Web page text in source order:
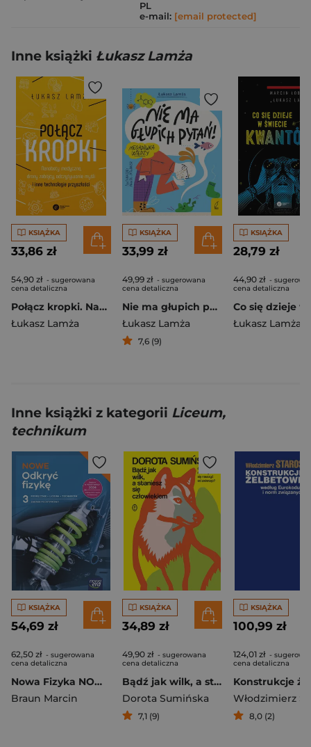
PL
e-mail: [email protected]
Inne książki Łukasz Lamża
KSIĄŻKA
33,86 zł
54,90 zł - sugerowana
cena detaliczna
Połącz kropki. Nanoboty medyczne, drony zabójcy, odczytywanie myśli i inne technologie przyszłości
Łukasz Lamża
KSIĄŻKA
33,99 zł
49,99 zł - sugerowana
cena detaliczna
Nie ma głupich pytań!
Łukasz Lamża
7,6 (9)
KSIĄŻKA
28,79 zł
44,90 zł -
cena detaliczna
Łukasz Lamża
Inne książki z kategorii Liceum,
technikum
KSIĄŻKA
54,69 zł
62,50 zł - sugerowana
cena detaliczna
Nowa Fizyka NOWE ODKRYĆ FIZYKĘ podręcznik część 3 zakres podstawowy EDYCJA 2026
Braun Marcin
KSIĄŻKA
34,89 zł
49,90 zł - sugerowana
cena detaliczna
Bądź jak wilk, a staniesz się człowiekiem
Dorota Sumińska
7,1 (9)
KSIĄŻKA
100,99 zł
124,01 zł -
cena detaliczna
8,0 (2)